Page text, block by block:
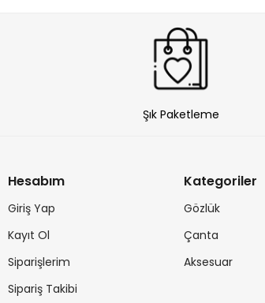
Şık Paketleme
Hesabım
Giriş Yap
Kayıt Ol
Siparişlerim
Sipariş Takibi
Kategoriler
Gözlük
Çanta
Aksesuar